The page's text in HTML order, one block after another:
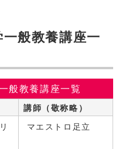
般教養講座一
般教養講座一覧
講師（敬称略）
マエストロ足立